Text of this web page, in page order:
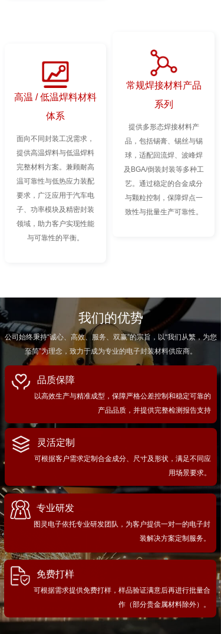
高温 / 低温焊料材料
体系
面向不同封装工况需求，
提供高温焊料与低温焊料
完整材料方案。兼顾耐高
温可靠性与低热应力装配
要求，广泛应用于汽车电
子、功率模块及精密封装
领域，助力客户实现性能
与可靠性的平衡。
常规焊接材料产品
系列
提供多形态焊接材料产
品，包括锡膏、锡丝与锡
球，适配回流焊、波峰焊
及BGA/倒装封装等多种工
艺。通过稳定的合金成分
与颗粒控制，保障焊点一
致性与批量生产可靠性。
我们的优势
公司始终秉持“诚心、高效、服务、双赢”的宗旨，以“我们从繁，为您
至简”为理念，致力于成为专业的电子封装材料供应商。
品质保障
以高效生产与精准成型，保障严格公差控制和稳定可靠的
产品品质，并提供完整检测报告支持
专业研发
图灵电子依托专业研发团队，为客户提供一对一的电子封
装解决方案定制服务。
灵活定制
可根据客户需求定制合金成分、尺寸及形状，满足不同应
用场景要求。
免费打样
可根据需求提供免费打样，样品验证满意后再进行批量合
作（部分贵金属材料除外）。